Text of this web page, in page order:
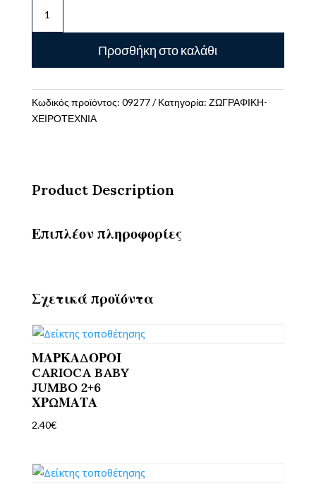
Βιβλίο
Ζωγραφικής
Simple
ποσότητα
Προσθήκη στο καλάθι
Κωδικός προϊόντος: 09277 Κατηγορία: ΖΩΓΡΑΦΙΚΗ-
ΧΕΙΡΟΤΕΧΝΙΑ
Product Description
Επιπλέον πληροφορίες
Σχετικά προϊόντα
ΜΑΡΚΑΔΟΡΟΙ
CARIOCA BABY
JUMBO 2+6
ΧΡΩΜΑΤΑ
2.40€